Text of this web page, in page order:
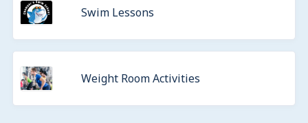
Swim Lessons
Weight Room Activities